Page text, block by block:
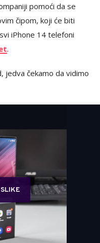
pomoći da se
čipom, koji će biti
iPhone 14 telefoni
.
jedva čekamo da vidimo